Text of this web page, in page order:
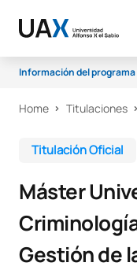
Información del programa
Programa
Salidas profesionales
Home Titulaciones
Titulación Oficial
Máster
Gestión de